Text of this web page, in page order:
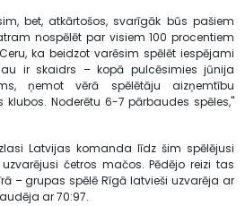
bet, atkārtošos, svarīgāk būs pašiem
nospēlēt par visiem 100 procentiem
ka beidzot varēsim spēlēt iespējami
ir skaidrs – kopā pulcēsimies jūnija
ņemot vērā spēlētāju aizņemtību
Noderētu 6-7 pārbaudes spēles,"
Latvijas komanda līdz šim spēlējusi
četros mačos. Pēdējo reizi tas
– grupas spēlē Rīgā latvieši uzvarēja ar
ar 70:97.